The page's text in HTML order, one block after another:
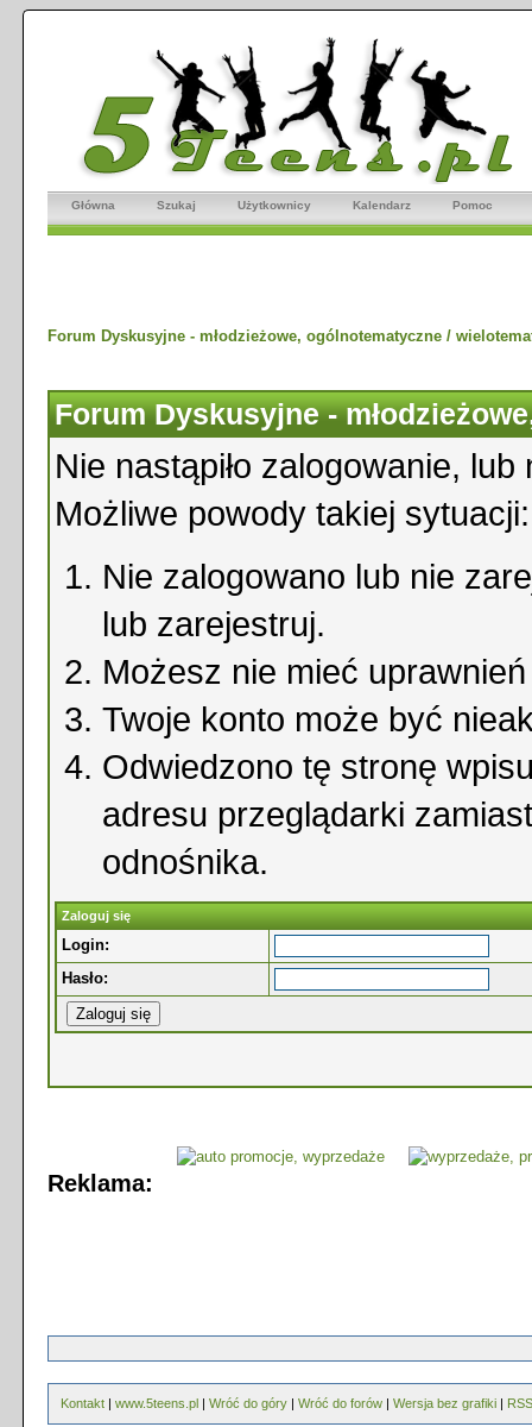
Główna Szukaj Użytkownicy Kalendarz Pomoc
Forum Dyskusyjne - młodzieżowe, ogólnotematyczne /
Forum Dyskusyjne -
Nie nastąpiło zalogowanie,
Możliwe powody takiej sytuacji:
Nie zalogowano lub nie
lub zarejestruj.
Możesz nie mieć
Twoje konto może być
Odwiedzono tę stronę
adresu przeglądarki
odnośnika.
Zaloguj się
Login:
Hasło:
Reklama:
Kontakt | www.5teens.pl | Wróć do góry | Wróć do forów | Wersja bez grafiki | RSS